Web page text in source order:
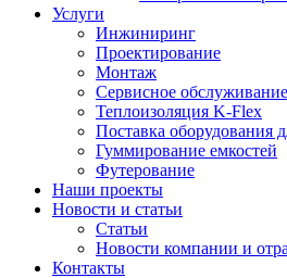
Услуги
Инжиниринг
Проектирование
Монтаж
Сервисное обслуживание
Теплоизоляция K-Flex
Поставка оборудования
Гуммирование емкостей
Футерование
Наши проекты
Новости и статьи
Статьи
Новости компании и
Контакты